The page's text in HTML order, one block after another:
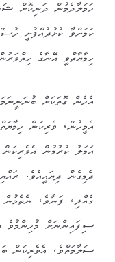
ހަމަލާދެމުން ދަނިކޮށް
ކަމަށްވާ ކުޅުދުއްފުށީ
ހިމާޔާތްވީ އޭނާގެ
އެހެން ގޮތަކަށް
އެމީހުން، ވެރިކަން
ދެމިގެން ދިޔައީއެވެ.
ގެއްލި، ފަނާވެ،
ސިފައިންނަށް މުހިންމުވެ
ސަލާމަތްވެ، އެވެރިކަން